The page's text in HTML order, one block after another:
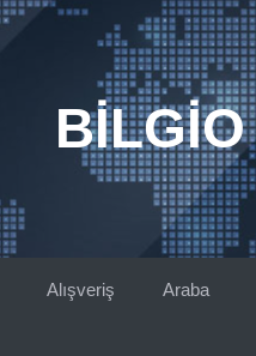
BILGIO
Alışveriş Araba